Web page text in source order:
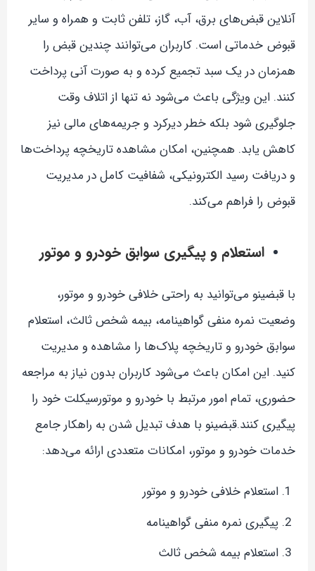
آنلاین قبض‌های برق، آب، گاز، تلفن ثابت و همراه و سایر
قبوض خدماتی است. کاربران می‌توانند چندین قبض را
همزمان در یک سبد تجمیع کرده و به صورت آنی پرداخت
کنند. این ویژگی باعث می‌شود نه تنها از اتلاف وقت
جلوگیری شود بلکه خطر دیرکرد و جریمه‌های مالی نیز
کاهش یابد. همچنین، امکان مشاهده تاریخچه پرداخت‌ها
و دریافت رسید الکترونیکی، شفافیت کامل در مدیریت
قبوض را فراهم می‌کند.
استعلام و پیگیری سوابق خودرو و موتور
با قبضینو می‌توانید به راحتی خلافی خودرو و موتور،
وضعیت نمره منفی گواهینامه، بیمه شخص ثالث، استعلام
سوابق خودرو و تاریخچه پلاک‌ها را مشاهده و مدیریت
کنید. این امکان باعث می‌شود کاربران بدون نیاز به مراجعه
حضوری، تمام امور مرتبط با خودرو و موتورسیکلت خود را
پیگیری کنند.قبضینو با هدف تبدیل شدن به راهکار جامع
خدمات خودرو و موتور، امکانات متعددی ارائه می‌دهد:
استعلام خلافی خودرو و موتور
پیگیری نمره منفی گواهینامه
استعلام بیمه شخص ثالث